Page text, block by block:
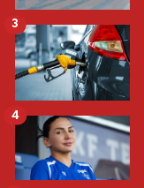
3
4